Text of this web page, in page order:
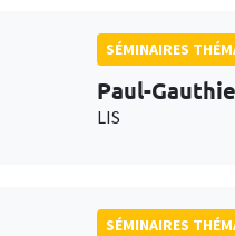
SÉMINAIRES
Paul-
LIS
SÉMINAIRES